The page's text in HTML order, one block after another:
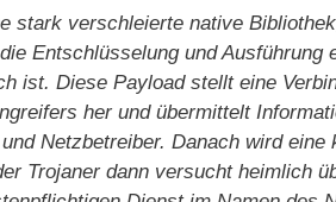
stark verschleierte native
Entschlüsselung und Ausführung
ist. Diese Payload stellt eine
her und übermittelt
Netzbetreiber. Danach wird eine
Trojaner dann versucht heimlich